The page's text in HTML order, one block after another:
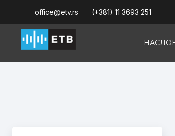
office@etv.rs (+381) 11 3693 251